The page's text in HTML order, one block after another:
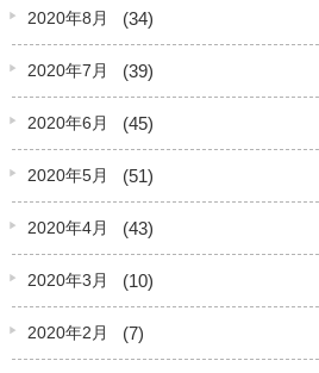
2020年8月 (34)
2020年7月 (39)
2020年6月 (45)
2020年5月 (51)
2020年4月 (43)
2020年3月 (10)
2020年2月 (7)